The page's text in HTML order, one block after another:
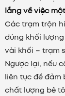
lắng về việc
Các trạm trộn
đúng khối
vài khối – trạm
Ngược lại, nếu
liên tục để đảm
chất lượng bê